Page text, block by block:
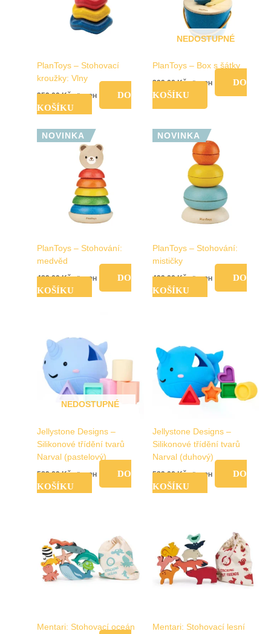
PlanToys – Stohovací
kroužky: Vlny
259,00Kč vč. DPH
DO
KOŠÍKU
NEDOSTUPNÉ
PlanToys – Box s šátky
399,00Kč vč. DPH
DO
KOŠÍKU
NOVINKA
PlanToys – Stohování:
medvěd
489,00Kč vč. DPH
DO
KOŠÍKU
NOVINKA
PlanToys – Stohování:
mističky
499,00Kč vč. DPH
DO
KOŠÍKU
NEDOSTUPNÉ
Jellystone Designs –
Silikonové třídění tvarů
Narval (pastelový)
589,00Kč vč. DPH
DO
KOŠÍKU
Jellystone Designs –
Silikonové třídění tvarů
Narval (duhový)
589,00Kč vč. DPH
DO
KOŠÍKU
Mentari: Stohovací oceán
Mentari: Stohovací lesní